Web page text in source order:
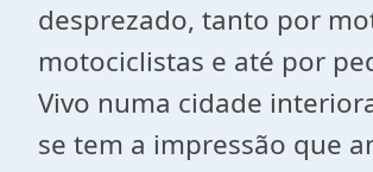
desprezado, tanto por
motociclistas e até por
Vivo numa cidade
se tem a impressão que